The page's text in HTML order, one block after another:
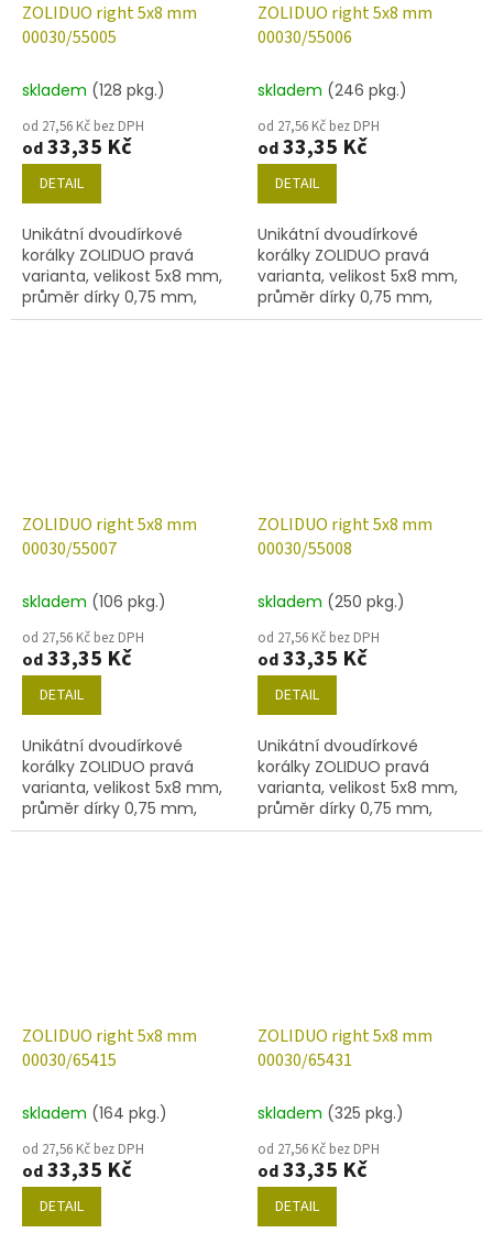
ZOLIDUO right 5x8 mm
00030/55005
skladem (128 pkg.)
od 27,56 Kč bez DPH
od33,35 Kč
DETAIL
Unikátní dvoudírkové
korálky ZOLIDUO pravá
varianta, velikost 5x8 mm,
průměr dírky 0,75 mm,
obsah balení 20 ks nebo
ZOLIDUO right 5x8 mm
00030/55006
skladem (246 pkg.)
od 27,56 Kč bez DPH
od33,35 Kč
DETAIL
Unikátní dvoudírkové
korálky ZOLIDUO pravá
varianta, velikost 5x8 mm,
průměr dírky 0,75 mm,
obsah balení 20 ks nebo
ZOLIDUO right 5x8 mm
00030/55007
skladem (106 pkg.)
od 27,56 Kč bez DPH
od33,35 Kč
DETAIL
Unikátní dvoudírkové
korálky ZOLIDUO pravá
varianta, velikost 5x8 mm,
průměr dírky 0,75 mm,
obsah balení 20 ks nebo
ZOLIDUO right 5x8 mm
00030/55008
skladem (250 pkg.)
od 27,56 Kč bez DPH
od33,35 Kč
DETAIL
Unikátní dvoudírkové
korálky ZOLIDUO pravá
varianta, velikost 5x8 mm,
průměr dírky 0,75 mm,
obsah balení 20 ks nebo
ZOLIDUO right 5x8 mm
00030/65415
skladem (164 pkg.)
od 27,56 Kč bez DPH
od33,35 Kč
DETAIL
ZOLIDUO right 5x8 mm
00030/65431
skladem (325 pkg.)
od 27,56 Kč bez DPH
od33,35 Kč
DETAIL